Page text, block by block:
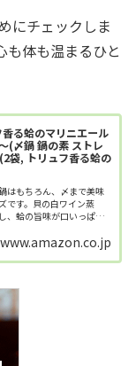
にチェックしま
も体も温まるひと
る蛤のマリニエール
(〆鍋 鍋の素 ストレ
袋, トリュフ香る蛤の
はもちろん、〆まで美味
です。貝の白ワイン蒸
、蛤の旨味が口いっぱい
で本格フレン...
www.amazon.co.jp